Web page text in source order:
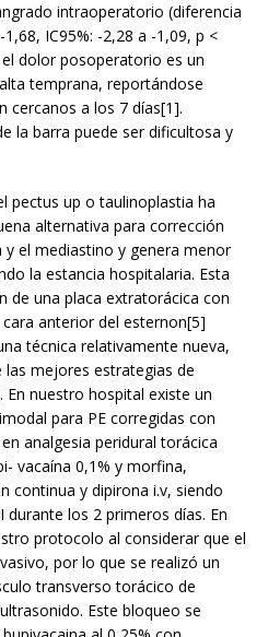
intraoperatorio (diferencia
IC95%: -2,28 a -1,09, p <
dolor posoperatorio es un
temprana, reportándose
cercanos a los 7 días[1].
la barra puede ser dificultosa y
pectus up o taulinoplastia ha
alternativa para corrección
y el mediastino y genera menor
la estancia hospitalaria. Esta
de una placa extratorácica con
anterior del esternon[5]
técnica relativamente nueva,
mejores estrategias de
nuestro hospital existe un
para PE corregidas con
analgesia peridural torácica
vacaína 0,1% y morfina,
continua y dipirona i.v, siendo
los 2 primeros días. En
protocolo al considerar que el
por lo que se realizó un
transverso torácico de
Este bloqueo se